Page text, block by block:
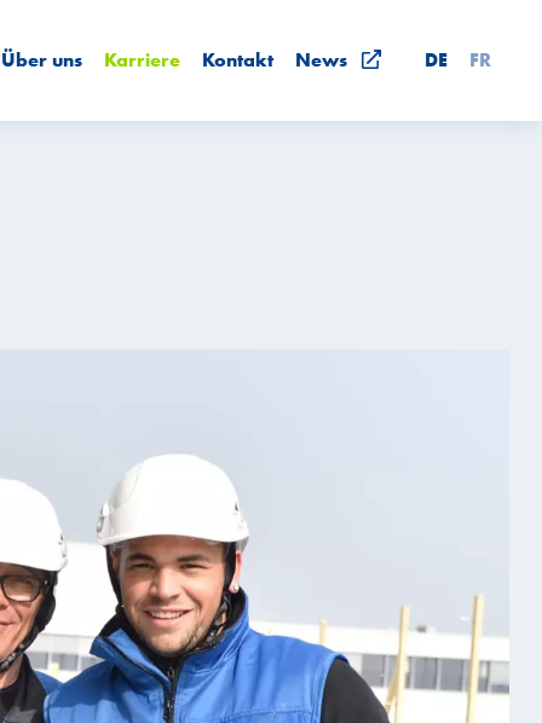
Über uns Karriere Kontakt News DE FR